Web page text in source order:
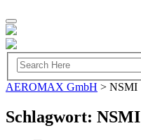
AEROMAX GmbH > NSMI
Schlagwort: NSMI